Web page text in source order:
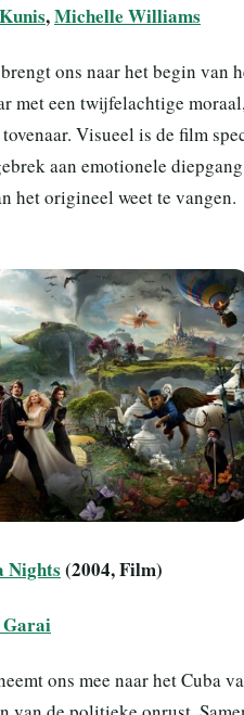
,Michelle Williams
ons naar het begin van
met een twijfelachtige
Visueel is de film
aan emotionele
het origineel weet te vangen.
Nights (2004, Film)
ons mee naar het Cuba